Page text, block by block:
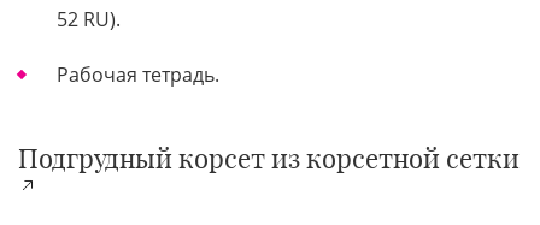
52 RU).
Рабочая тетрадь.
Подгрудный корсет из корсетной сетки